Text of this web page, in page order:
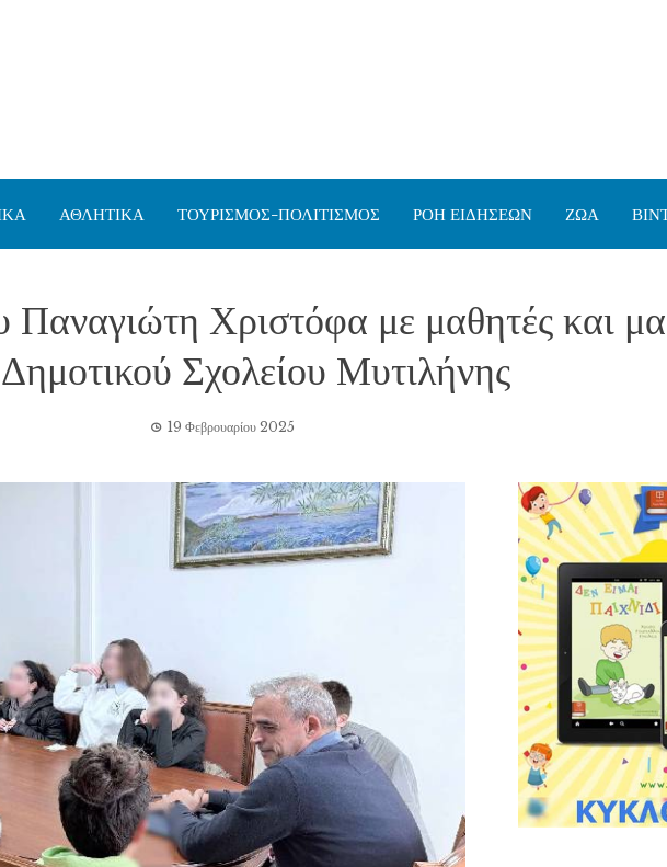
ΑΘΛΗΤΙΚΑ ΤΟΥΡΙΣΜΟΣ-ΠΟΛΙΤΙΣΜΟΣ ΡΟΗ ΕΙΔΗΣΕΩΝ ΖΩΑ
Χριστόφα με μαθητές και
Σχολείου Μυτιλήνης
19 Φεβρουαρίου 2025